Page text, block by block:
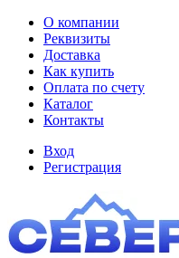
О компании
Реквизиты
Доставка
Как купить
Оплата по счету
Каталог
Контакты
Вход
Регистрация